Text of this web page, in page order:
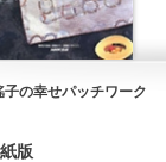
子の幸せパッチワーク
紙版